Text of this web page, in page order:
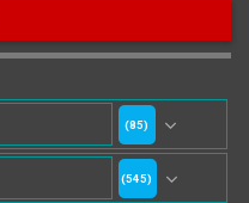
(85)
(545)